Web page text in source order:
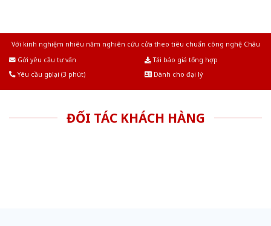
Với kinh nghiệm nhiêu năm nghiên cứu cửa theo tiêu chuẩn công nghệ Châu
Gửi yêu cầu tư vấn
Tải báo giá tổng hợp
Yêu cầu gọi lại (3 phút)
Dành cho đại lý
ĐỐI TÁC KHÁCH HÀNG